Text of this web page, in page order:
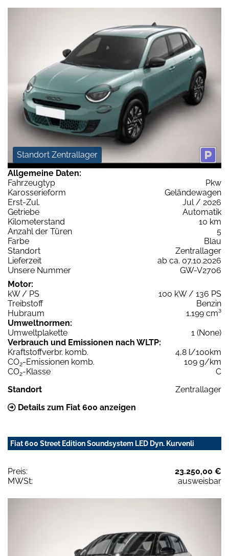
Standort Zentrallager
Allgemeine Daten:
Fahrzeugtyp
Pkw
Karosserieform
Geländewagen
Erst-Zul.
Jul / 2026
Getriebe
Automatik
Kilometerstand
10 km
Anzahl der Türen
5
Farbe
Blau
Standort
Zentrallager
Lieferzeit
ab ca. 07.10.2026
Unsere Nummer
GW-V2706
Motor:
kW / PS
100 kW / 136 PS
Treibstoff
Benzin
Hubraum
1.199 cm³
Umweltnormen:
Umweltplakette
1 (None)
Verbrauch und Emissionen nach WLTP:
Kraftstoffverbr. komb.
4,8 l/100km
CO2-Emissionen komb.
109 g/km
CO2-Klasse
C
Standort
Zentrallager
Details zum Fiat 600 anzeigen
Fiat 600 Street Edition Soundsystem LED Dyn. Kurvenli
Preis:
23.250,00 €
MWSt:
ausweisbar